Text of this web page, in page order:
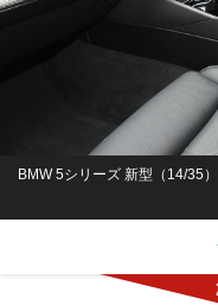
BMW 5シリーズ 新型（14/35）